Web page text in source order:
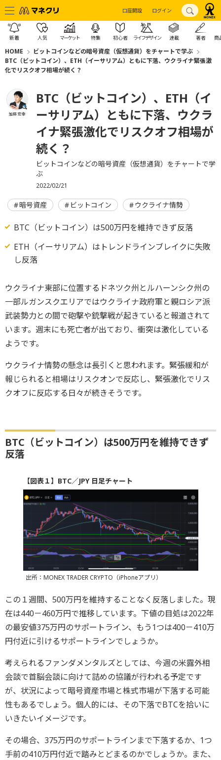
口座開設 ログイン
新着 人気 マーケット 特集 初心者 ライフデザイン 連載 著者 商
HOME
ビットコインなどの暗号資産（仮想通貨）をチャートで学ぶ
BTC（ビットコイン）、ETH（イーサリアム）ともに下落、ウクライナ緊張激
化でリスクオフ相場が続く？
加藤 宏幸
BTC（ビットコイン）、ETH（イ
ーサリアム）ともに下落、ウクラ
イナ緊張激化でリスクオフ相場が
続く？
ビットコインなどの暗号資産（仮想通貨）をチャートで学
ぶ
2022/02/21
暗号資産 ビットコイン ウクライナ情勢
BTC（ビットコイン）は500万円を維持できず反落
ETH（イーサリアム）はトレンドラインブレイクに失敗
し反落
ウクライナ東部に位置するドネツク州とルハーンシク州の
一部ルガンスクエリアではウクライナ政府軍と親ロシア派
武装勢力との間で砲撃や銃撃戦が起きていると報道されて
います。週末にも死亡者が出ており、衝突は激化している
ようです。
ウクライナ情勢の懸念は長引くと思われます。緊張緩和が
報じられると相場はリスクオンで反応し、緊張激化でリス
クオフに反応する日々が続きそうです。
BTC（ビットコイン）は500万円を維持できず
反落
【図表１】BTC／JPY 日足チャート
出所：MONEX TRADER CRYPTO（iPhoneアプリ）
この１週間、500万円を維持することなく反落しました。現
在は440－460万円で推移しています。下値の目処は2022年
の最安値375万円のサポートライン、もう1つは400－410万
円付近に引けるサポートラインでしょうか。
考えられるファンダメンタルズとしては、今週の米露外相
会談で首脳会談に向けて詰めの協議が行われる予定です
が、状況によって暗号資産市場と株式市場が下落する可能
性もあるでしょう。個人的には、その下落でBTCを拾いに
いきたいイメージです。
その場合、375万円のサポートラインまで下落するか、1つ
手前の410万円付近で踏みとどまるのかでしょうか。また、